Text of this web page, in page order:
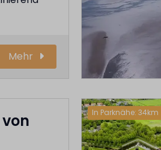
Mehr
In Parknähe: 34km